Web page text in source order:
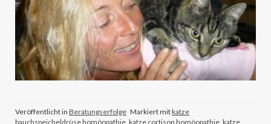
Veröffentlicht in Beratungserfolge Markiert mitkatze
bauchspeicheldrüse homöopathie, katze cortison homöopathie, katze